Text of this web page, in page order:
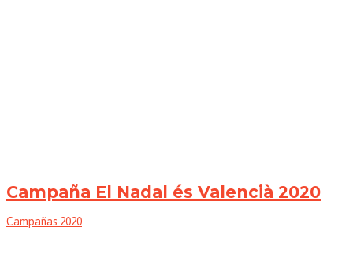
Campaña El Nadal és Valencià 2020
Campañas 2020